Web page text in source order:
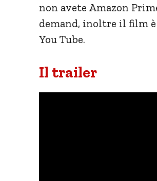
non avete Amazon
demand, inoltre il film è
You Tube.
Il trailer